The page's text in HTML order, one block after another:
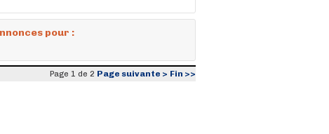
pour :
Page 1 de 2 Page suivante > Fin >>